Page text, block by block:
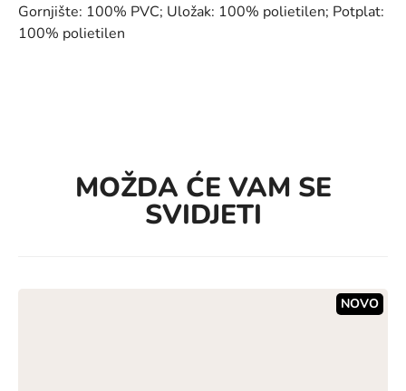
Gornjište: 100% PVC; Uložak: 100% polietilen; Potplat:
100% polietilen
MOŽDA ĆE VAM SE
SVIDJETI
NOVO